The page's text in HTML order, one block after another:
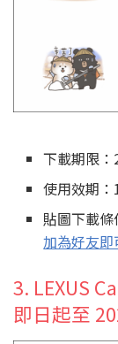
下載期限：
使用效期：
貼圖下載條
加為好友即
3. LEXUS
即日起至